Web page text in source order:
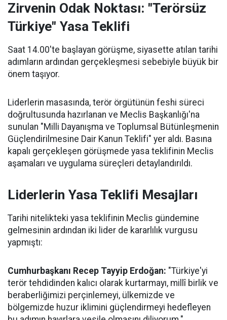
Zirvenin Odak Noktası: "Terörsüz
Türkiye" Yasa Teklifi
Saat 14.00'te başlayan görüşme, siyasette atılan tarihi
adımların ardından gerçekleşmesi sebebiyle büyük bir
önem taşıyor.
Liderlerin masasında, terör örgütünün feshi süreci
doğrultusunda hazırlanan ve Meclis Başkanlığı'na
sunulan "Milli Dayanışma ve Toplumsal Bütünleşmenin
Güçlendirilmesine Dair Kanun Teklifi" yer aldı. Basına
kapalı gerçekleşen görüşmede yasa teklifinin Meclis
aşamaları ve uygulama süreçleri detaylandırıldı.
Liderlerin Yasa Teklifi Mesajları
Tarihi nitelikteki yasa teklifinin Meclis gündemine
gelmesinin ardından iki lider de kararlılık vurgusu
yapmıştı:
Cumhurbaşkanı Recep Tayyip Erdoğan: "Türkiye'yi
terör tehdidinden kalıcı olarak kurtarmayı, millî birlik ve
beraberliğimizi perçinlemeyi, ülkemizde ve
bölgemizde huzur iklimini güçlendirmeyi hedefleyen